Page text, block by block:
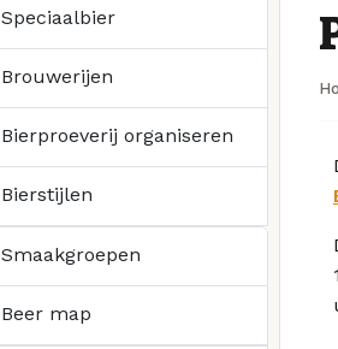
Speciaalbier
Brouwerijen
Bierproeverij organiseren
Bierstijlen
Smaakgroepen
Beer map